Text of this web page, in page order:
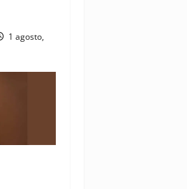
1 agosto,